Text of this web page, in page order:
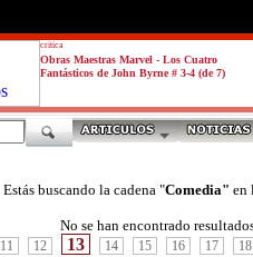
critica
Obras Maestras Marvel - Los Cuatro
Fantásticos de John Byrne # 3-4 (de 7)
Estás buscando la cadena "Comedia" en
No se han encontrado
11 12 13 14 15 16 17 18